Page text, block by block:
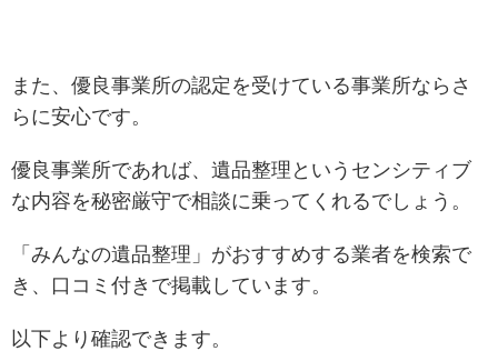
また、優良事業所の認定を受けている事業所ならさ
らに安心です。
優良事業所であれば、遺品整理というセンシティブ
な内容を秘密厳守で相談に乗ってくれるでしょう。
「みんなの遺品整理」がおすすめする業者を検索で
き、口コミ付きで掲載しています。
以下より確認できます。